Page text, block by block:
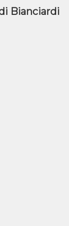
Bianciardi